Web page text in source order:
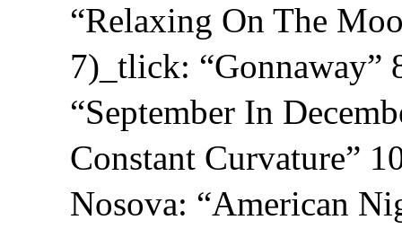
“Relaxing On The
7)_tlick: “Gonnaway”
“September In
Constant Curvature”
Nosova: “American